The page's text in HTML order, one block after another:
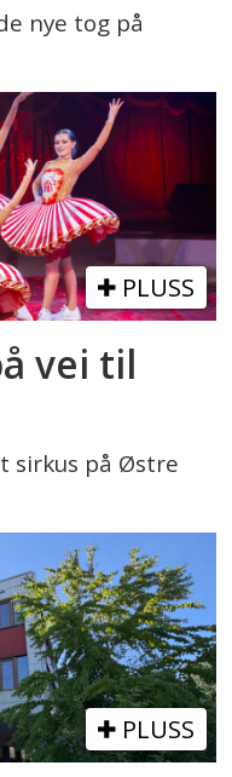
nye tog på
PLUSS
vei til
sirkus på Østre
PLUSS